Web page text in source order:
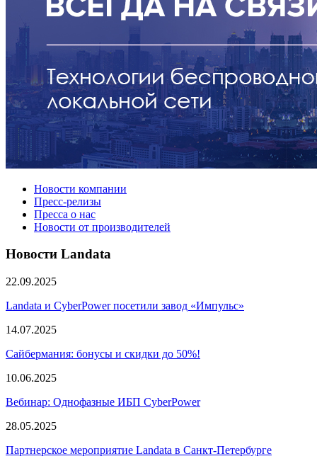
Новости компании
Пресс-релизы
Пресса о нас
Новости от производителей
Новости Landata
22.09.2025
Landata и CyberPower посетили завод «Импульс»
14.07.2025
Сайбермания: бонусы и скидки до 50%!
10.06.2025
Вебинар: Однофазные ИБП CyberPower
28.05.2025
Партнерское мероприятие Landata в Санкт-Петербурге